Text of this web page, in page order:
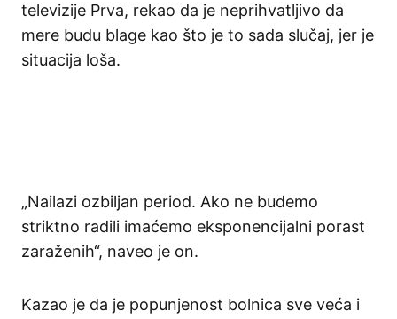
televizije Prva, rekao da je neprihvatljivo da
mere budu blage kao što je to sada slučaj, jer je
situacija loša.
„Nailazi ozbiljan period. Ako ne budemo
striktno radili imaćemo eksponencijalni porast
zaraženih“, naveo je on.
Kazao je da je popunjenost bolnica sve veća i